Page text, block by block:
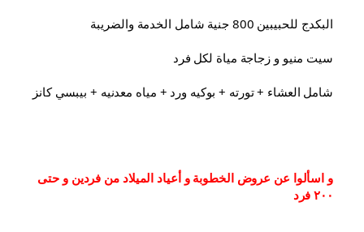
البكدج للحبيبين 800 جنية شامل الخدمة والضريبة
سيت منيو و زجاجة مياة لكل فرد
شامل العشاء⁦⁩ + تورته + بوكيه ورد + مياه معدنيه + بيبسي كانز
٢٠٠ فرد